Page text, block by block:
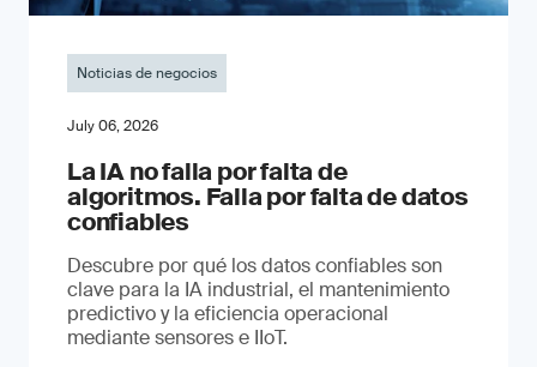
Noticias de negocios
July 06, 2026
La IA no falla por falta de
algoritmos. Falla por falta de datos
confiables
Descubre por qué los datos confiables son
clave para la IA industrial, el mantenimiento
predictivo y la eficiencia operacional
mediante sensores e IIoT.